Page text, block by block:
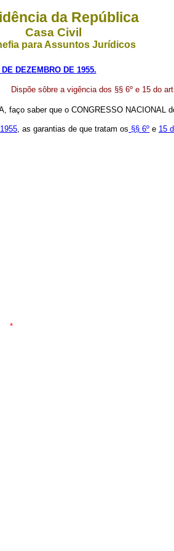
da República
Casa Civil
para Assuntos Jurídicos
DEZEMBRO DE 1955.
Dispõe sôbre a vigência dos §§ 6º e 15 do
faço saber que o CONGRESSO NACIONAL
, as garantias de que tratam os §§ 6º e 15
*